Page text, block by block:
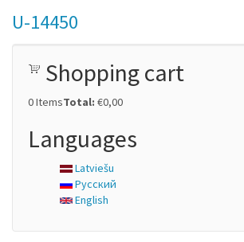
U-14450
Shopping cart
0ItemsTotal: €0,00
Languages
Latviešu
Русский
English